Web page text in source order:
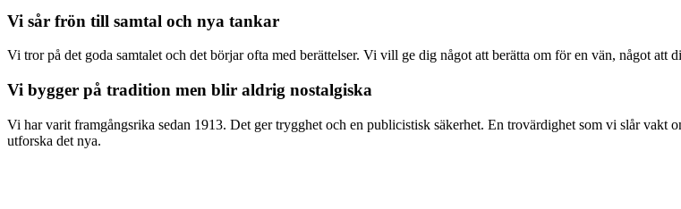
Vi sår frön till samtal och nya tankar
Vi tror på det goda samtalet och det börjar ofta med berättelser. Vi vill ge dig något att berätta om för en vän, något att
Vi bygger på tradition men blir aldrig nostalgiska
Vi har varit framgångsrika sedan 1913. Det ger trygghet och en publicistisk säkerhet. En trovärdighet som vi slår
utforska det nya.